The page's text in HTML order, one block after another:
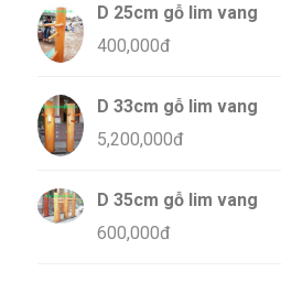
D 25cm gỗ lim vang
400,000đ
D 33cm gỗ lim vang
5,200,000đ
D 35cm gỗ lim vang
600,000đ